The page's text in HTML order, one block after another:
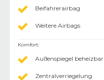
Beifahrerairbag
Weitere Airbags
Komfort:
Außenspiegel beheizbar
Zentralverriegelung